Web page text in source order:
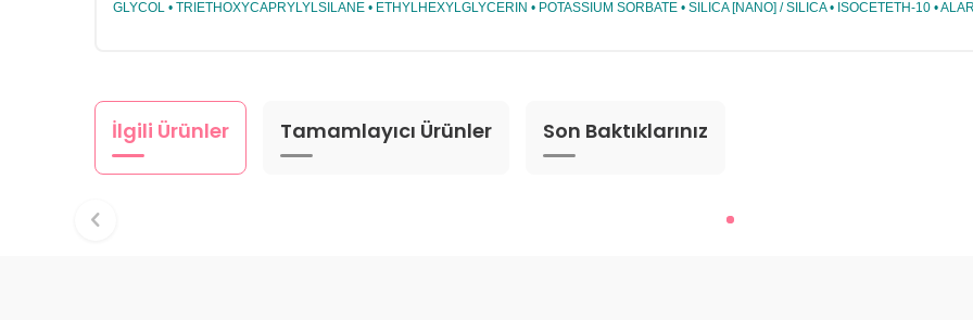
GLYCOL • TRIETHOXYCAPRYLYLSILANE • ETHYLHEXYLGLYCERIN • POTASSIUM SORBATE • SILICA [NANO] / SILICA • ISOCETETH-10 •
İlgili Ürünler Tamamlayıcı Ürünler Son Baktıklarınız